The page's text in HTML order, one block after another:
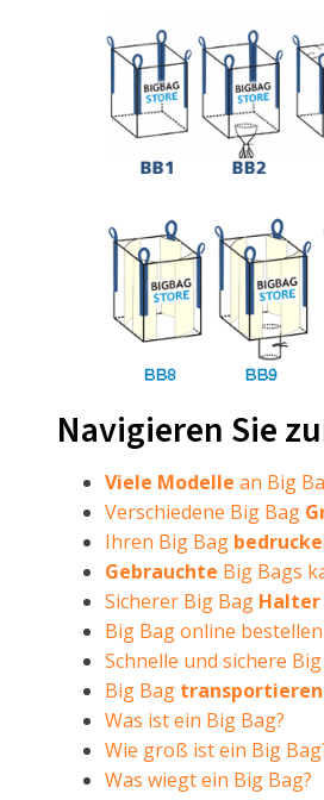
Navigieren Sie
Viele Modelle an Big
Verschiedene Big Bag
Ihren Big Bag
Gebrauchte Big Bags
Sicherer Big Bag Halter
Big Bag online bestellen
Schnelle und sichere
Big Bag transportieren
Was ist ein Big Bag?
Wie groß ist ein Big
Was wiegt ein Big Bag?